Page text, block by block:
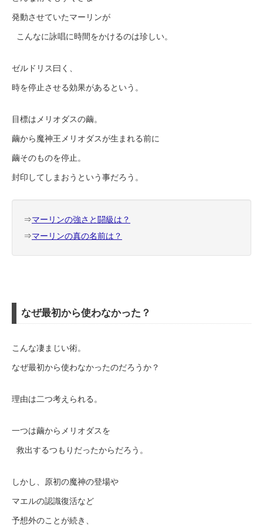
発動させていたマーリンが
こんなに詠唱に時間をかけるのは珍しい。
ゼルドリス曰く、
時を停止させる効果があるという。
目標はメリオダスの繭。
繭から魔神王メリオダスが生まれる前に
繭そのものを停止。
封印してしまおうという事だろう。
⇒マーリンの強さと闘級は？
⇒マーリンの真の名前は？
なぜ最初から使わなかった？
こんな凄まじい術。
なぜ最初から使わなかったのだろうか？
理由は二つ考えられる。
一つは繭からメリオダスを
救出するつもりだったからだろう。
しかし、原初の魔神の登場や
マエルの認識復活など
予想外のことが続き、